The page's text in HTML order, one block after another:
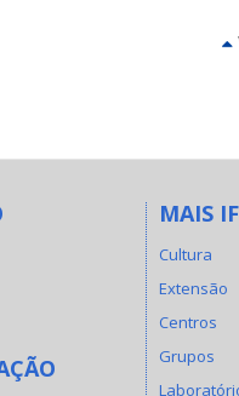
MAIS
Cultura
Extensão
Centros
Grupos